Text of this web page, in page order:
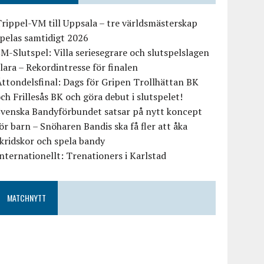
VM till Uppsala – tre världsmästerskap
samtidigt 2026
Slutspel: Villa seriesegrare och slutspelslagen
– Rekordintresse för finalen
Dags för Gripen Trollhättan BK
Frillesås BK och göra debut i slutspelet!
Bandyförbundet satsar på nytt koncept
barn – Snöharen Bandis ska få fler att åka
och spela bandy
Trenationers i Karlstad
MATCHNYTT